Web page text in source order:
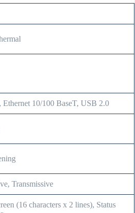
Ethernet 10/100 BaseT, USB 2.0
Transmissive
(16 characters x 2 lines), Status